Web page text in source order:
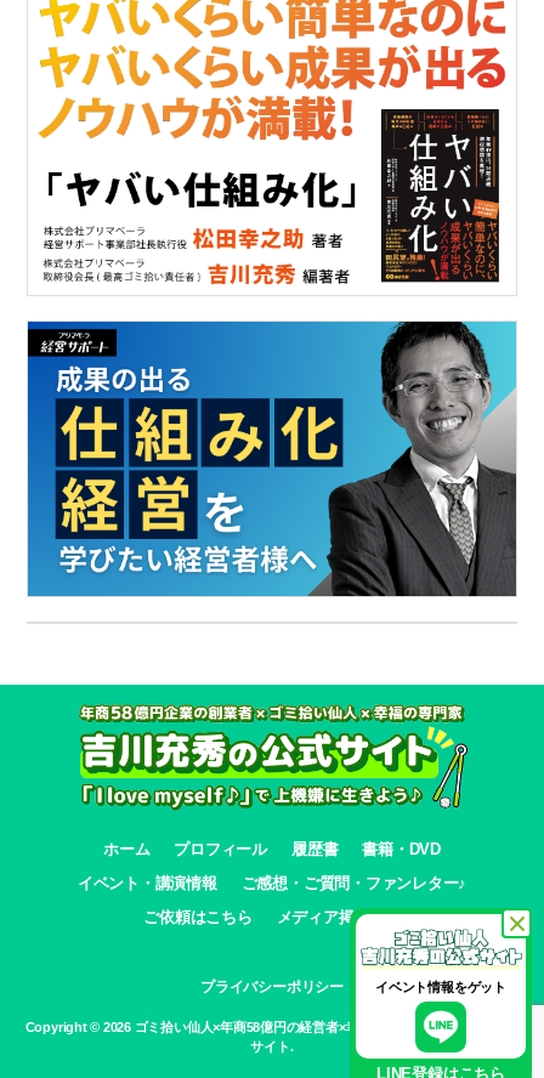
ホーム プロフィール 履歴書
書籍・DVD
イベント・講演情報
ご感想・ご質問・ファンレター♪
ご依頼はこちら
メディア掲載情報
プライバシーポリシー
Copyright © 2026 ゴミ拾い仙人×年商58億円の経営者×幸福の専門家 吉川充秀の公式
サイト.
イベント情報をゲット
LINE登録はこちら